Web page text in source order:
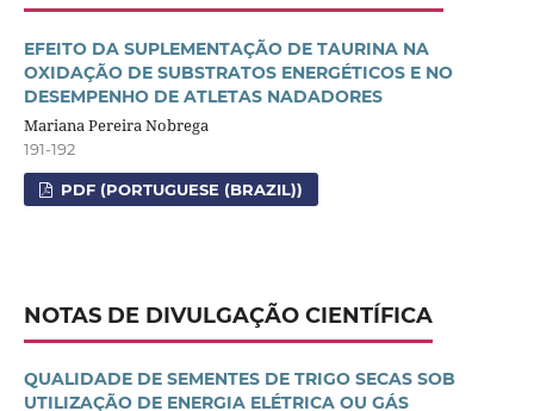
EFEITO DA SUPLEMENTAÇÃO DE TAURINA NA
OXIDAÇÃO DE SUBSTRATOS ENERGÉTICOS E NO
DESEMPENHO DE ATLETAS NADADORES
Mariana Pereira Nobrega
191-192
PDF (PORTUGUESE (BRAZIL))
NOTAS DE DIVULGAÇÃO CIENTÍFICA
QUALIDADE DE SEMENTES DE TRIGO SECAS SOB
UTILIZAÇÃO DE ENERGIA ELÉTRICA OU GÁS